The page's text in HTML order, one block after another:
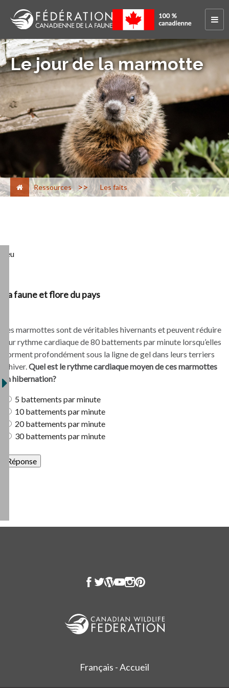
Le jour de la marmotte
Ressources > Les faits
Jeu
La faune et flore du pays
Les marmottes sont de véritables hivernants et peuvent réduire
leur rythme cardiaque de 80 battements par minute lorsqu’elles
dorment profondément sous la ligne de gel dans leurs terriers
d’hiver.Quel est le rythme cardiaque moyen de ces marmottes
en hibernation?
5 battements par minute
10 battements par minute
20 battements par minute
30 battements par minute
Français - Accueil